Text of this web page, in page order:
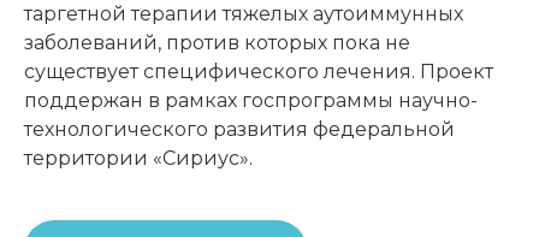
таргетной терапии тяжелых аутоиммунных
заболеваний, против которых пока не
существует специфического лечения. Проект
поддержан в рамках госпрограммы научно-
технологического развития федеральной
территории «Сириус».